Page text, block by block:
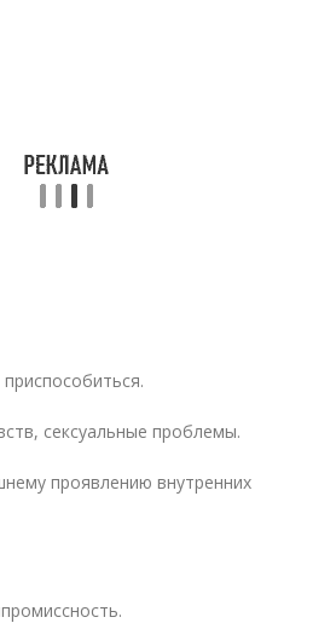
сексуальные проблемы.
проявлению внутренних